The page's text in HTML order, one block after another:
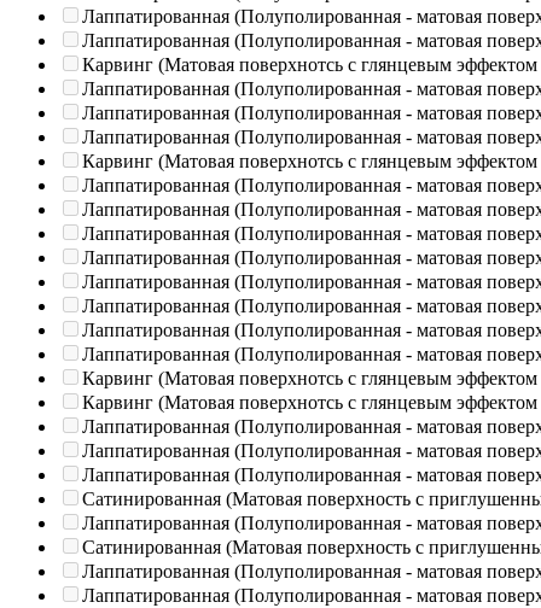
Лаппатированная (Полуполированная - матовая
Лаппатированная (Полуполированная - матовая
Карвинг (Матовая поверхнотсь с глянцевым эффектом
Лаппатированная (Полуполированная - матовая
Лаппатированная (Полуполированная - матовая
Лаппатированная (Полуполированная - матовая
Карвинг (Матовая поверхнотсь с глянцевым эффектом
Лаппатированная (Полуполированная - матовая
Лаппатированная (Полуполированная - матовая
Лаппатированная (Полуполированная - матовая
Лаппатированная (Полуполированная - матовая
Лаппатированная (Полуполированная - матовая
Лаппатированная (Полуполированная - матовая
Лаппатированная (Полуполированная - матовая
Лаппатированная (Полуполированная - матовая
Карвинг (Матовая поверхнотсь с глянцевым эффектом
Карвинг (Матовая поверхнотсь с глянцевым эффектом
Лаппатированная (Полуполированная - матовая
Лаппатированная (Полуполированная - матовая
Лаппатированная (Полуполированная - матовая
Сатинированная (Матовая поверхность с
Лаппатированная (Полуполированная - матовая
Сатинированная (Матовая поверхность с
Лаппатированная (Полуполированная - матовая
Лаппатированная (Полуполированная - матовая